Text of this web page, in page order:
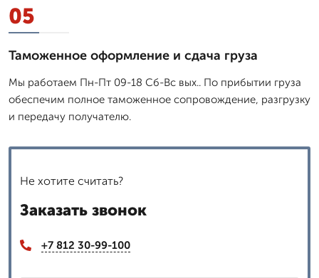
05
Таможенное оформление и сдача груза
Мы работаем Пн-Пт 09-18 Сб-Вс вых.. По прибытии груза
обеспечим полное таможенное сопровождение, разгрузку
и передачу получателю.
Не хотите считать?
Заказать звонок
+7 812 30-99-100